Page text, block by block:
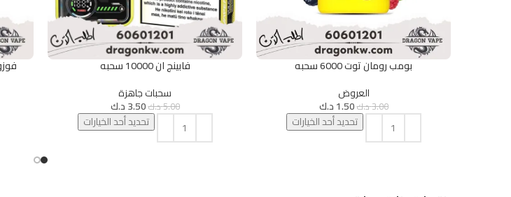
تحديد أحد الخياراتبومب رومان توت 6000 سحبه
العروض
3.00د.ك1.50د.ك
تحديد أحد الخيارات
تحديد أحد الخياراتفابينج ان 10000 سحبه
سحبات جاهزة
5.00د.ك3.50د.ك
تحديد أحد الخيارات
تحديد